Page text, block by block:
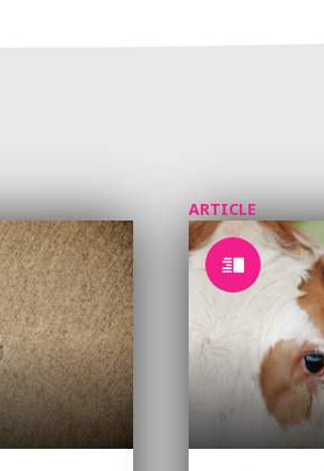
ARTICLE